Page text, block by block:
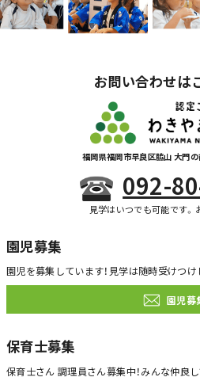
お問い合わせは
福岡県福岡市早良区脇山 大門
092-
見学はいつでも可能です。
園児募集
園児を募集しています！ 見学は随時受けつけ
園児募
保育士募集
保育士さん 調理員さん募集中！みんな仲良